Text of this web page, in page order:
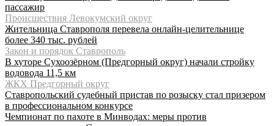
пассажир
Происшествия Левокумский округ
Жительница Ставрополя перевела онлайн-целительнице
более 340 тыс. рублей
Закон и порядок Ставрополь
В хуторе Сухоозёрном (Предгорный округ) начали стройку
водовода 11,5 км
ЖКХ Предгорный округ
Ставропольский судебный пристав по розыску стал призером
в профессиональном конкурсе
Чемпионат по пахоте в Минводах: меры против